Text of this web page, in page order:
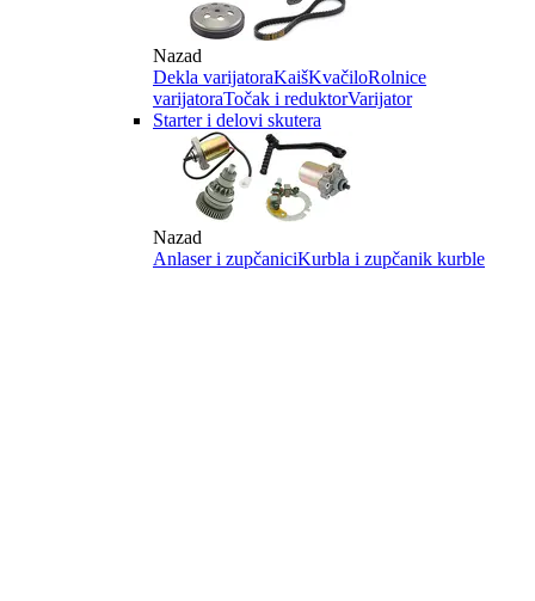
Nazad
Dekla varijatoraKaišKvačiloRolnice
varijatoraTočak i reduktorVarijator
Starter i delovi skutera
Nazad
Anlaser i zupčaniciKurbla i zupčanik kurble